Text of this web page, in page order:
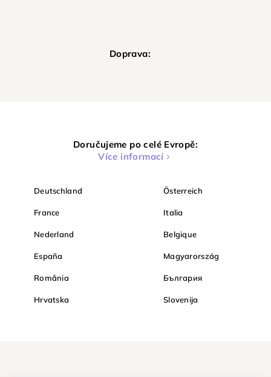
Doprava:
Doručujeme po celé Evropě:
Více informací
Deutschland Österreich
France Italia
Nederland Belgique
España Magyarország
România България
Hrvatska Slovenija